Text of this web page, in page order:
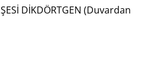
DİKDÖRTGEN (Duvardan